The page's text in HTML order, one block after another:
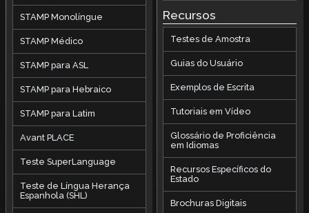
STAMP Monolíngue
STAMP Médico
STAMP para ASL
STAMP para Hebraico
STAMP para Latim
Avant PLACE
Teste SuperLanguage
Teste de Língua Herança
Espanhola (SHL)
Recursos
Testes de Amostra
Guias do Usuário
Exemplos de Escrita
Tutoriais em Vídeo
Glossário de Proficiência
em Idiomas
Recursos Específicos do
Estado
Brochuras Digitais